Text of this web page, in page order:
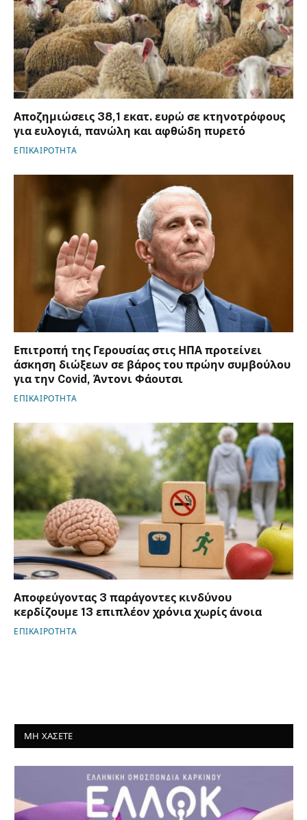
Αποζημιώσεις 38,1 εκατ. ευρώ σε κτηνοτρόφους
για ευλογιά, πανώλη και αφθώδη πυρετό
ΕΠΙΚΑΙΡΟΤΗΤΑ
Επιτροπή της Γερουσίας στις ΗΠΑ προτείνει
άσκηση διώξεων σε βάρος του πρώην συμβούλου
για την Covid, Άντονι Φάουτσι
ΕΠΙΚΑΙΡΟΤΗΤΑ
Αποφεύγοντας 3 παράγοντες κινδύνου
κερδίζουμε 13 επιπλέον χρόνια χωρίς άνοια
ΕΠΙΚΑΙΡΟΤΗΤΑ
ΜΗ ΧΑΣΕΤΕ